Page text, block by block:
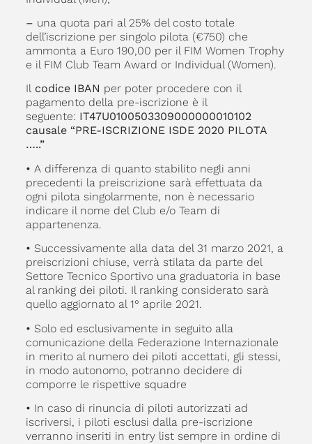
– una quota pari al 25% del costo totale
dell’iscrizione per singolo pilota (€750) che
ammonta a Euro 190,00 per il FIM Women Trophy
e il FIM Club Team Award or Individual (Women).
Il codice IBAN per poter procedere con il
pagamento della pre-iscrizione è il
seguente: IT47U0100503309000000010102
causale “PRE-ISCRIZIONE ISDE 2020 PILOTA
…..”
• A differenza di quanto stabilito negli anni
precedenti la preiscrizione sarà effettuata da
ogni pilota singolarmente, non è necessario
indicare il nome del Club e/o Team di
appartenenza.
• Successivamente alla data del 31 marzo 2021, a
preiscrizioni chiuse, verrà stilata da parte del
Settore Tecnico Sportivo una graduatoria in base
al ranking dei piloti. Il ranking considerato sarà
quello aggiornato al 1° aprile 2021.
• Solo ed esclusivamente in seguito alla
comunicazione della Federazione Internazionale
in merito al numero dei piloti accettati, gli stessi,
in modo autonomo, potranno decidere di
comporre le rispettive squadre
• In caso di rinuncia di piloti autorizzati ad
iscriversi, i piloti esclusi dalla pre-iscrizione
verranno inseriti in entry list sempre in ordine di